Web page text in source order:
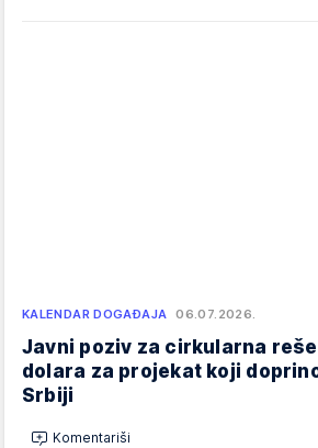
KALENDAR DOGAĐAJA 06.07.2026.
Javni poziv za cirkularna
dolara za projekat koji
Srbiji
Komentariši